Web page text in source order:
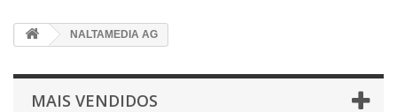
NALTAMEDIA AG
MAIS VENDIDOS